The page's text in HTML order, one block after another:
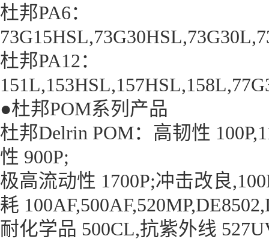
杜邦PA6：
杜邦PA12：
●杜邦POM系列产品
杜邦Delrin POM：高韧性
性 900P;
极高流动性 1700P;冲击改良
耗
耐化学品 500CL,抗紫外线